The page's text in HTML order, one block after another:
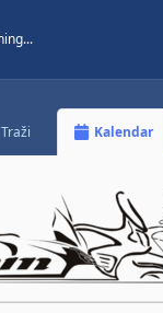
Traži Kalendar